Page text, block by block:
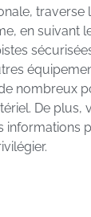
en suivant
nombreux
De